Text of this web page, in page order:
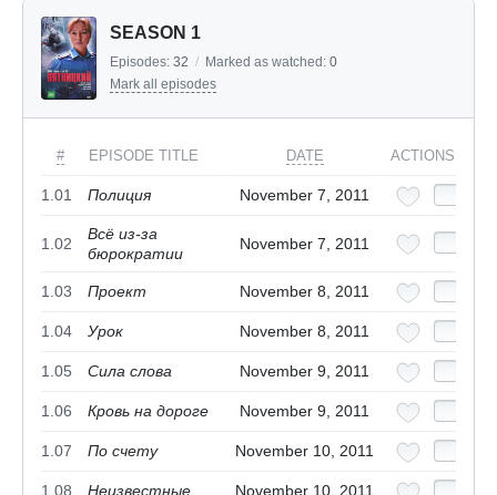
SEASON 1
Episodes: 32 / Marked as watched: 0
Mark all episodes
# EPISODE TITLE DATE ACTIONS
1.01 Полиция November 7, 2011
1.02
Всё из-за
бюрократии
November 7, 2011
1.03 Проект November 8, 2011
1.04 Урок November 8, 2011
1.05 Сила слова November 9, 2011
1.06 Кровь на дороге November 9, 2011
1.07 По счету November 10, 2011
1.08 Неизвестные November 10, 2011